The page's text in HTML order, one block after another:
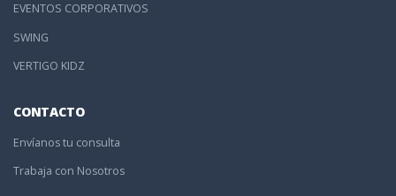
EVENTOS CORPORATIVOS
SWING
VERTIGO KIDZ
CONTACTO
Envíanos tu consulta
Trabaja con Nosotros